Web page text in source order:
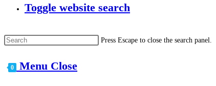
Toggle website search
Press Escape to close the search panel.
0 Menu Close